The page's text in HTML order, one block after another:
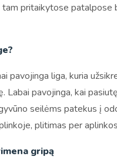
pritaikytose patalpose
pavojinga liga, kuria
Labai pavojinga, kai
seilėms patekus į
plitimas per
gripą